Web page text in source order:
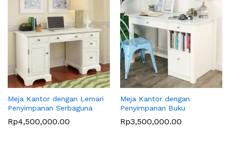
Meja Kantor dengan Lemari
Penyimpanan Serbaguna
Rp4,500,000.00
Meja Kantor dengan
Penyimpanan Buku
Rp3,500,000.00